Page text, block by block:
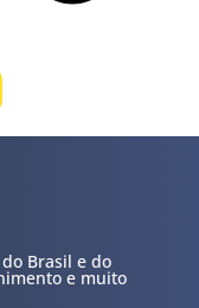
Brasil e do
e muito